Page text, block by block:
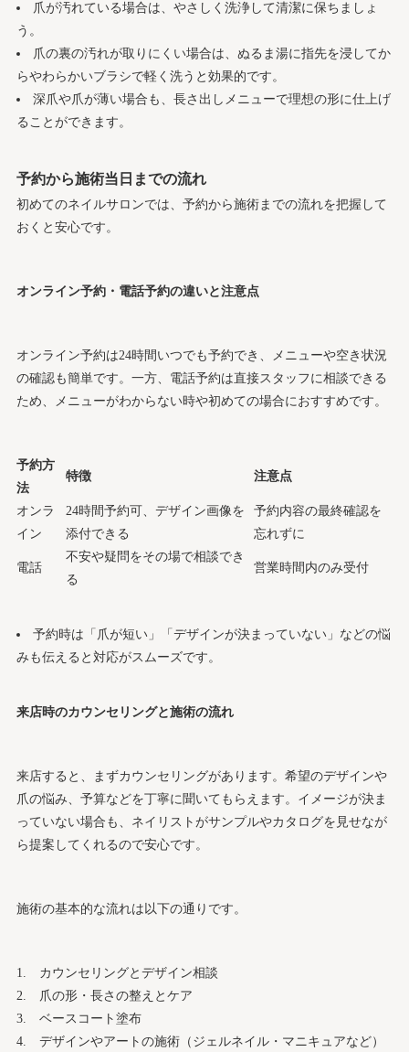
爪が汚れている場合は、やさしく洗浄して清潔に保ちましょ
う。
爪の裏の汚れが取りにくい場合は、ぬるま湯に指先を浸してか
らやわらかいブラシで軽く洗うと効果的です。
深爪や爪が薄い場合も、長さ出しメニューで理想の形に仕上げ
ることができます。
予約から施術当日までの流れ
初めてのネイルサロンでは、予約から施術までの流れを把握して
おくと安心です。
オンライン予約・電話予約の違いと注意点
オンライン予約は24時間いつでも予約でき、メニューや空き状況
の確認も簡単です。一方、電話予約は直接スタッフに相談できる
ため、メニューがわからない時や初めての場合におすすめです。
予約方
法
特徴 注意点
オンラ
イン
24時間予約可、デザイン画像を
添付できる
予約内容の最終確認を
忘れずに
電話
不安や疑問をその場で相談でき
る
営業時間内のみ受付
予約時は「爪が短い」「デザインが決まっていない」などの悩
みも伝えると対応がスムーズです。
来店時のカウンセリングと施術の流れ
来店すると、まずカウンセリングがあります。希望のデザインや
爪の悩み、予算などを丁寧に聞いてもらえます。イメージが決ま
っていない場合も、ネイリストがサンプルやカタログを見せなが
ら提案してくれるので安心です。
施術の基本的な流れは以下の通りです。
カウンセリングとデザイン相談
爪の形・長さの整えとケア
ベースコート塗布
デザインやアートの施術（ジェルネイル・マニキュアなど）